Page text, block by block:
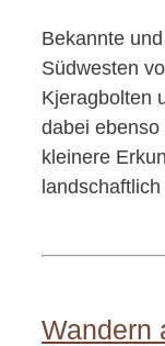
Bekannte
Südwesten
Kjeragbolten
dabei
kleinere
Wandern